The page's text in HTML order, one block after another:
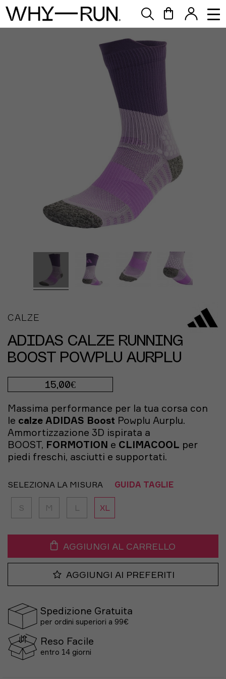
CALZE
ADIDAS CALZE RUNNING
BOOST POWPLU AURPLU
15,00€
Massima performance per la tua corsa con
le calze ADIDAS Boost Powplu Aurplu.
Ammortizzazione 3D ispirata a
BOOST, FORMOTION e CLIMACOOL per
piedi freschi, asciutti e supportati.
SELEZIONA LA MISURA GUIDA TAGLIE
S M L XL
AGGIUNGI AL CARRELLO
AGGIUNGI AI PREFERITI
Spedizione Gratuita
per ordini superiori a 99€
Reso Facile
entro 14 giorni